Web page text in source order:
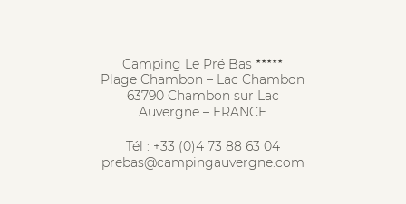
Camping Le Pré Bas ★★★★★
Plage Chambon – Lac Chambon
63790 Chambon sur Lac
Auvergne – FRANCE
Tél : +33 (0)4 73 88 63 04
prebas@campingauvergne.com